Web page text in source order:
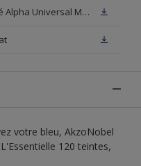
Fiche de données de sécurité Alpha Universal Mat Base W05
votre bleu, AkzoNobel
120 teintes,